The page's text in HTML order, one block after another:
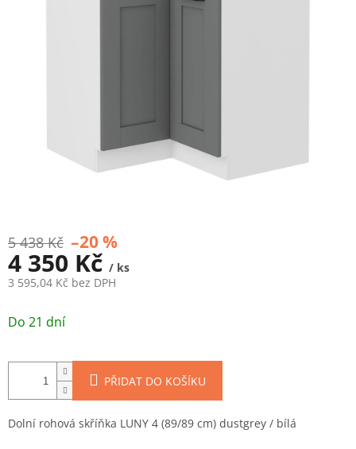
5 438 Kč –20 %
4 350 Kč / ks
3 595,04 Kč bez DPH
cena:
Do 21 dní
PŘIDAT DO KOŠÍKU
Dolní rohová skříňka LUNY 4 (89/89 cm) dustgrey / bílá